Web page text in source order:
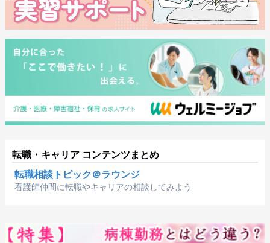
転職・キャリア コンテンツまとめ
転職相談トピック＠ラウンジ
看護師仲間に転職やキャリアの相談してみよう